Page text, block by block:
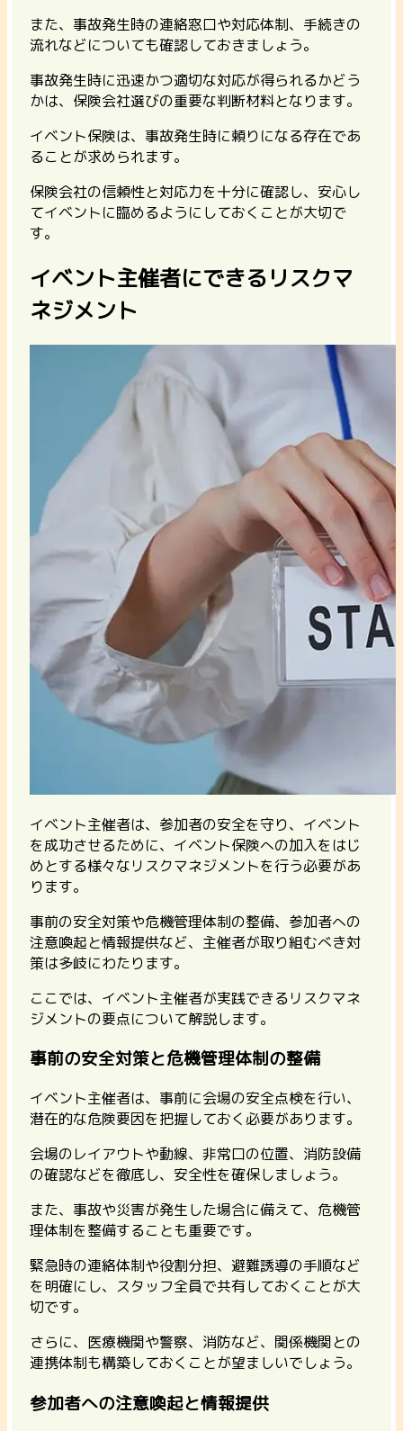
また、事故発生時の連絡窓口や対応体制、手続きの
流れなどについても確認しておきましょう。
事故発生時に迅速かつ適切な対応が得られるかどう
かは、保険会社選びの重要な判断材料となります。
イベント保険は、事故発生時に頼りになる存在であ
ることが求められます。
保険会社の信頼性と対応力を十分に確認し、安心し
てイベントに臨めるようにしておくことが大切で
す。
イベント主催者にできるリスクマ
ネジメント
イベント主催者は、参加者の安全を守り、イベント
を成功させるために、イベント保険への加入をはじ
めとする様々なリスクマネジメントを行う必要があ
ります。
事前の安全対策や危機管理体制の整備、参加者への
注意喚起と情報提供など、主催者が取り組むべき対
策は多岐にわたります。
ここでは、イベント主催者が実践できるリスクマネ
ジメントの要点について解説します。
事前の安全対策と危機管理体制の整備
イベント主催者は、事前に会場の安全点検を行い、
潜在的な危険要因を把握しておく必要があります。
会場のレイアウトや動線、非常口の位置、消防設備
の確認などを徹底し、安全性を確保しましょう。
また、事故や災害が発生した場合に備えて、危機管
理体制を整備することも重要です。
緊急時の連絡体制や役割分担、避難誘導の手順など
を明確にし、スタッフ全員で共有しておくことが大
切です。
さらに、医療機関や警察、消防など、関係機関との
連携体制も構築しておくことが望ましいでしょう。
参加者への注意喚起と情報提供